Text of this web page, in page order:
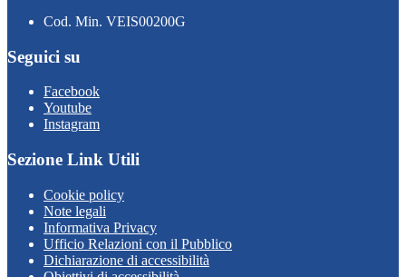
Cod. Min. VEIS00200G
Seguici su
Facebook
Youtube
Instagram
Sezione Link Utili
Cookie policy
Note legali
Informativa Privacy
Ufficio Relazioni con il Pubblico
Dichiarazione di accessibilità